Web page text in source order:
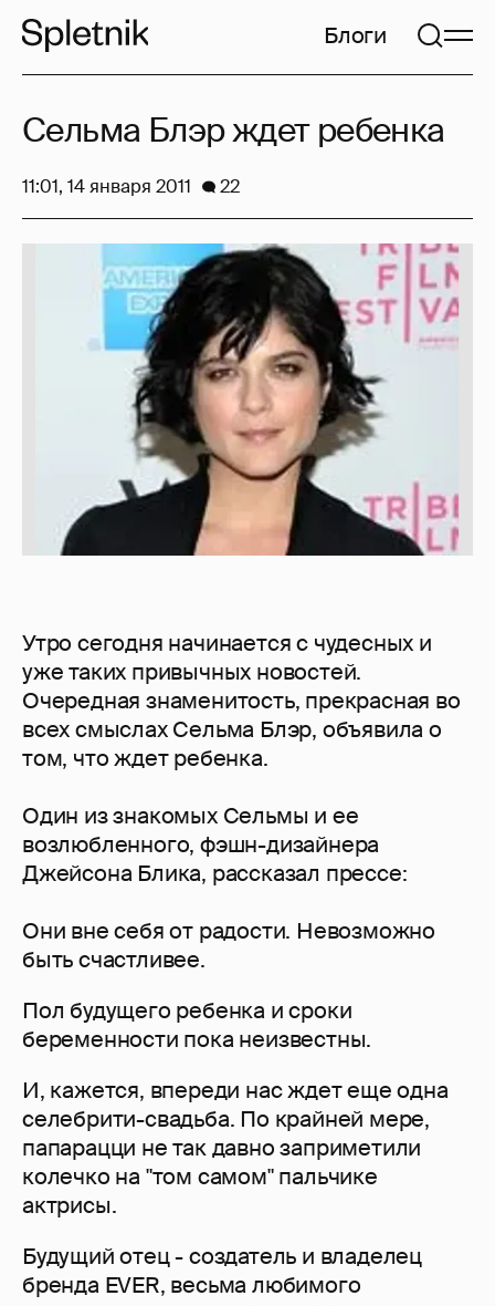
Блоги
Утро сегодня начинается с чудесных и
уже таких привычных новостей.
Очередная знаменитость, прекрасная во
всех смыслах Сельма Блэр, объявила о
том, что ждет ребенка.
Один из знакомых Сельмы и ее
возлюбленного, фэшн-дизайнера
Джейсона Блика, рассказал прессе:
Они вне себя от радости. Невозможно
быть счастливее.
Пол будущего ребенка и сроки
беременности пока неизвестны.
И, кажется, впереди нас ждет еще одна
селебрити-свадьба. По крайней мере,
папарацци не так давно заприметили
колечко на "том самом" пальчике
актрисы.
Будущий отец - создатель и владелец
бренда EVER, весьма любимого
Сельма Блэр ждет ребенка
11:01, 14 января 2011 22